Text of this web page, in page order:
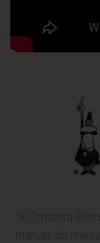
A Conserta
marcas do